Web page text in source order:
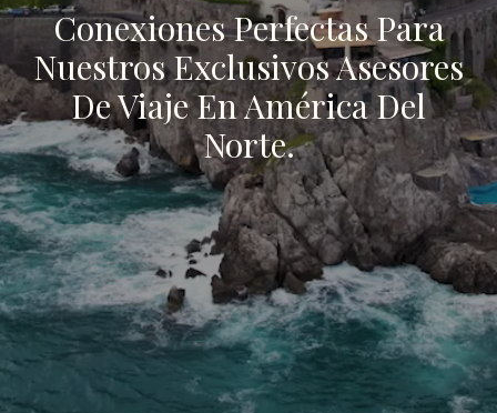
Conexiones Perfectas Para
Nuestros Exclusivos Asesores
De Viaje En América Del
Norte.